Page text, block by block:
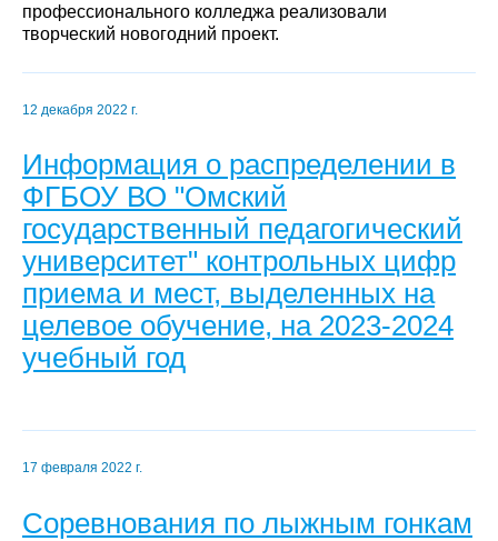
профессионального колледжа реализовали
творческий новогодний проект.
12 декабря 2022 г.
Информация о распределении в
ФГБОУ ВО "Омский
государственный педагогический
университет" контрольных цифр
приема и мест, выделенных на
целевое обучение, на 2023-2024
учебный год
17 февраля 2022 г.
Соревнования по лыжным гонкам